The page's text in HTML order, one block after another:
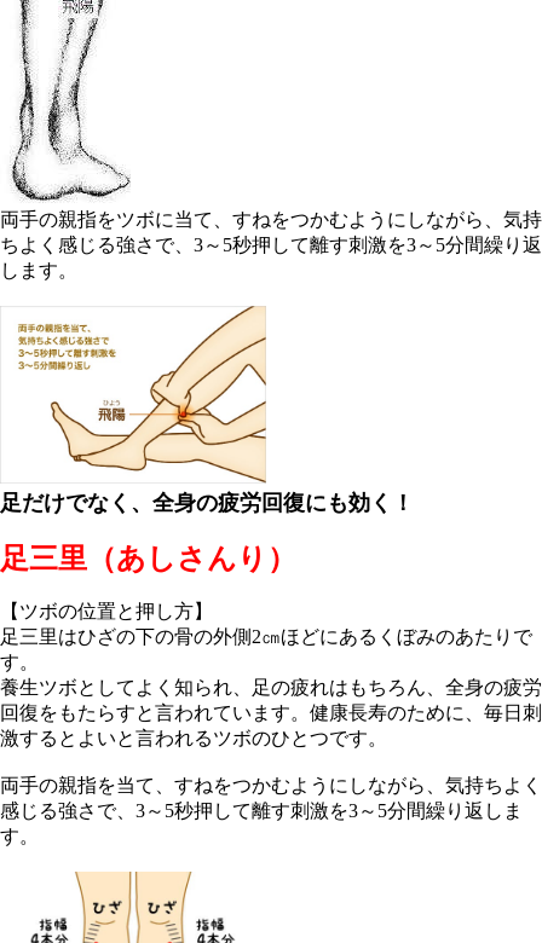
両手の親指をツボに当て、すねをつかむようにしながら、気持
ちよく感じる強さで、3～5秒押して離す刺激を3～5分間繰り返
します。
足だけでなく、全身の疲労回復にも効く！
足三里（あしさんり）
【ツボの位置と押し方】
足三里はひざの下の骨の外側2㎝ほどにあるくぼみのあたりで
す。
養生ツボとしてよく知られ、足の疲れはもちろん、全身の疲労
回復をもたらすと言われています。健康長寿のために、毎日刺
激するとよいと言われるツボのひとつです。
両手の親指を当て、すねをつかむようにしながら、気持ちよく
感じる強さで、3～5秒押して離す刺激を3～5分間繰り返しま
す。